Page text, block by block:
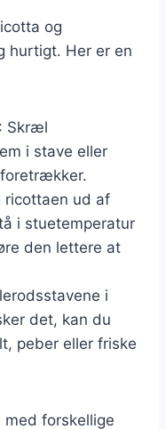
og
hurtigt. Her er en
: Skræl
i stave eller
ricottaen ud af
i stuetemperatur
den lettere at
i
det, kan du
peber eller friske
med forskellige